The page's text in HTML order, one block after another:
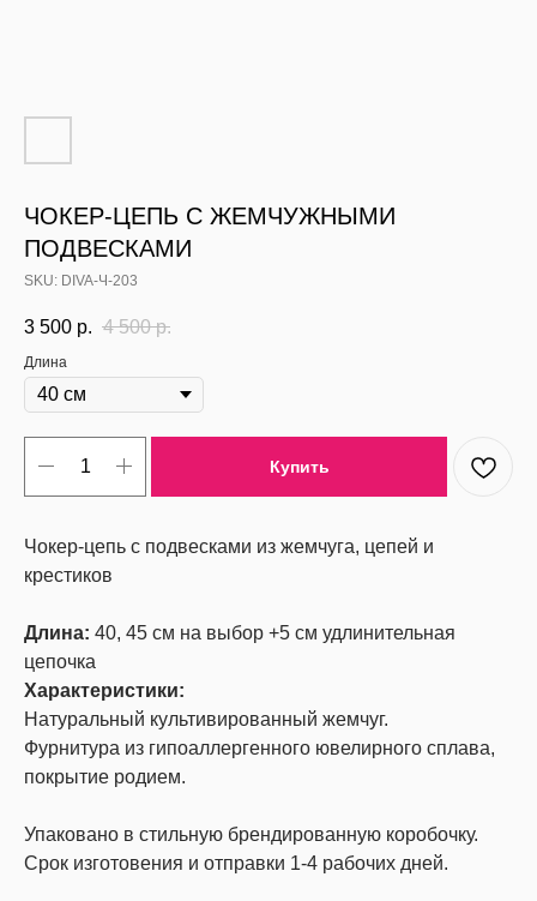
ЧОКЕР-ЦЕПЬ С ЖЕМЧУЖНЫМИ
ПОДВЕСКАМИ
SKU: DIVA-Ч-203
3 500 р. 4 500 р.
Длина
Купить
Чокер-цепь с подвесками из жемчуга, цепей и
крестиков
Длина: 40, 45 см на выбор +5 см удлинительная
цепочка
Характеристики:
Натуральный культивированный жемчуг.
Фурнитура из гипоаллергенного ювелирного сплава,
покрытие родием.
Упаковано в стильную брендированную коробочку.
Срок изготовения и отправки 1-4 рабочих дней.